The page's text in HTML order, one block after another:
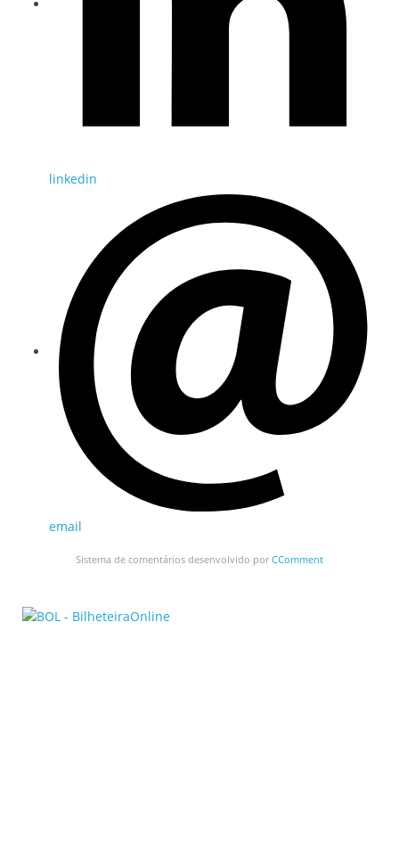
linkedin
email
Sistema de comentários desenvolvido por CComment